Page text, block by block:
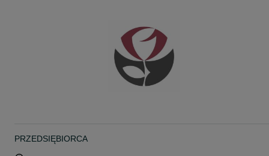
PRZEDSIĘBIORCA